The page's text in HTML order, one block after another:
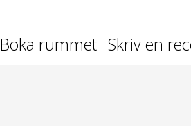
Boka rummet Skriv en